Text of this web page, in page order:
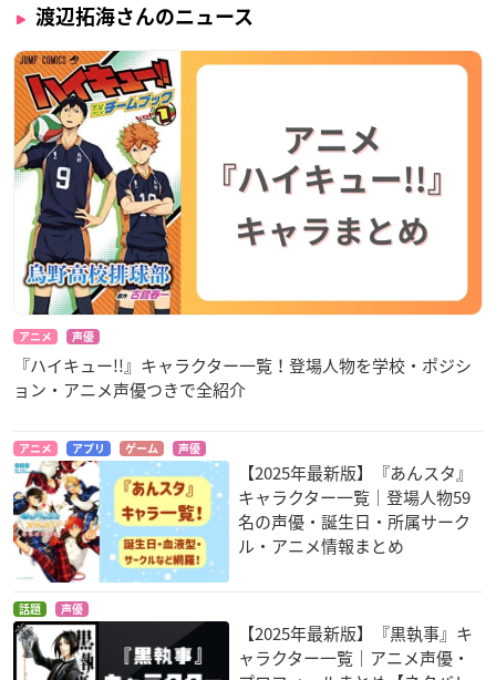
渡辺拓海さんのニュース
アニメ 声優
『ハイキュー!!』キャラクター一覧！登場人物を学校・ポジシ
ョン・アニメ声優つきで全紹介
アニメ アプリ ゲーム 声優
【2025年最新版】『あんスタ』
キャラクター一覧｜登場人物59
名の声優・誕生日・所属サーク
ル・アニメ情報まとめ
話題 声優
【2025年最新版】『黒執事』キ
ャラクター一覧｜アニメ声優・